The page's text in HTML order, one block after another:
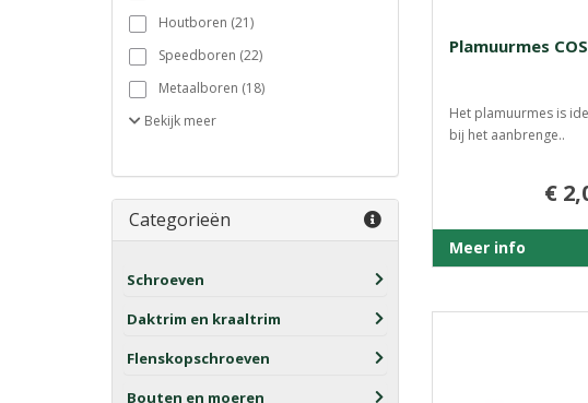
Houtboren (21)
Speedboren (22)
Metaalboren (18)
Bekijk meer
Categorieën
Schroeven
Daktrim en kraaltrim
Flenskopschroeven
Bouten en moeren
Plamuurmes
Het plamuurmes is
bij het aanbrenge..
€
Meer info